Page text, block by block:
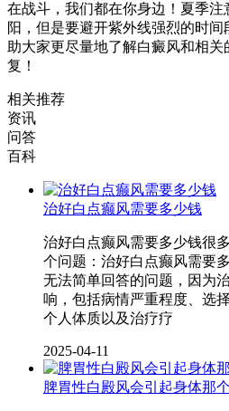
在战斗，我们都在你身边！夏季
阳，但是要避开紫外线强烈的时
助大家更尽量地了解白癜风和相
复！
相关推荐
资讯
问答
百科
治好白点癫风需要多少钱
治好白点癫风需要多少钱很
个问题：治好白点癫风需要
无法简单回答的问题，因为
响，包括病情严重程度、选
个人体质以及治疗疗
2025-04-11
脾胃性白殿风会引起身体那